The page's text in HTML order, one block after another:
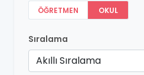
ÖĞRETMEN OKUL
Sıralama
Akıllı Sıralama